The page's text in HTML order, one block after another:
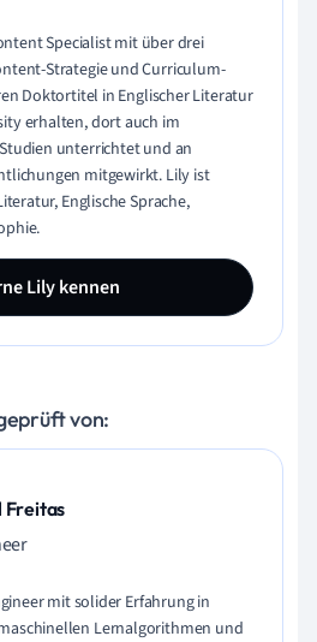
Specialist mit über drei
Strategie und Curriculum-
Doktortitel in Englischer Literatur
erhalten, dort auch im
unterrichtet und an
mitgewirkt. Lily ist
Englische Sprache,
Lily kennen
von:
Freitas
mit solider Erfahrung in
Lernalgorithmen und